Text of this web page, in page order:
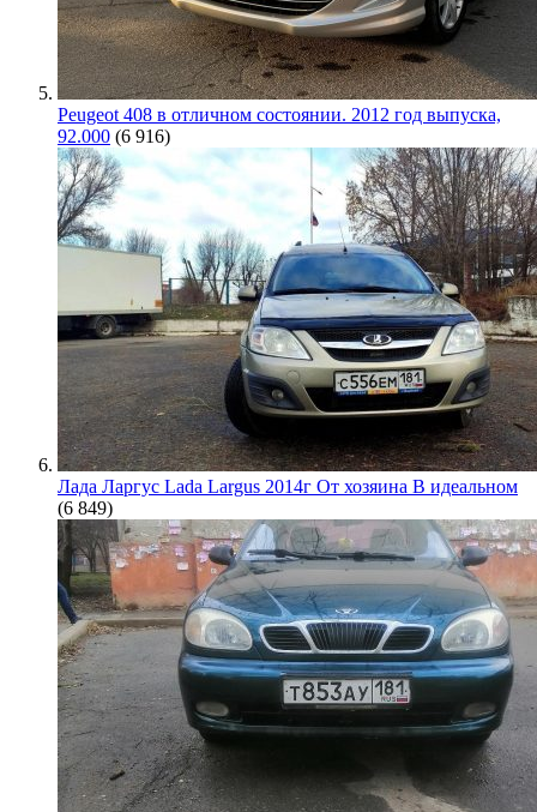
Peugeot 408 в отличном состоянии. 2012 год выпуска,
92.000 (6 916)
Лада Ларгус Lada Largus 2014г От хозяина В идеальном
(6 849)